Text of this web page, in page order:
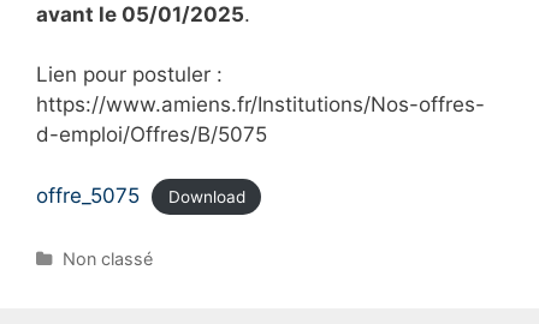
avant le 05/01/2025.
Lien pour postuler :
https://www.amiens.fr/Institutions/Nos-offres-
d-emploi/Offres/B/5075
offre_5075 Download
C
Non classé